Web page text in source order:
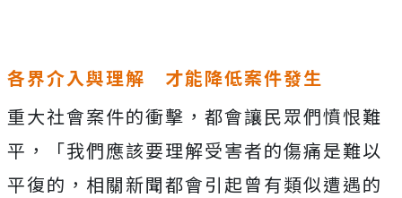
各界介入與理解 才能降低案件發生
重大社會案件的衝擊，都會讓民眾們憤恨難
平，「我們應該要理解受害者的傷痛是難以
平復的，相關新聞都會引起曾有類似遭遇的